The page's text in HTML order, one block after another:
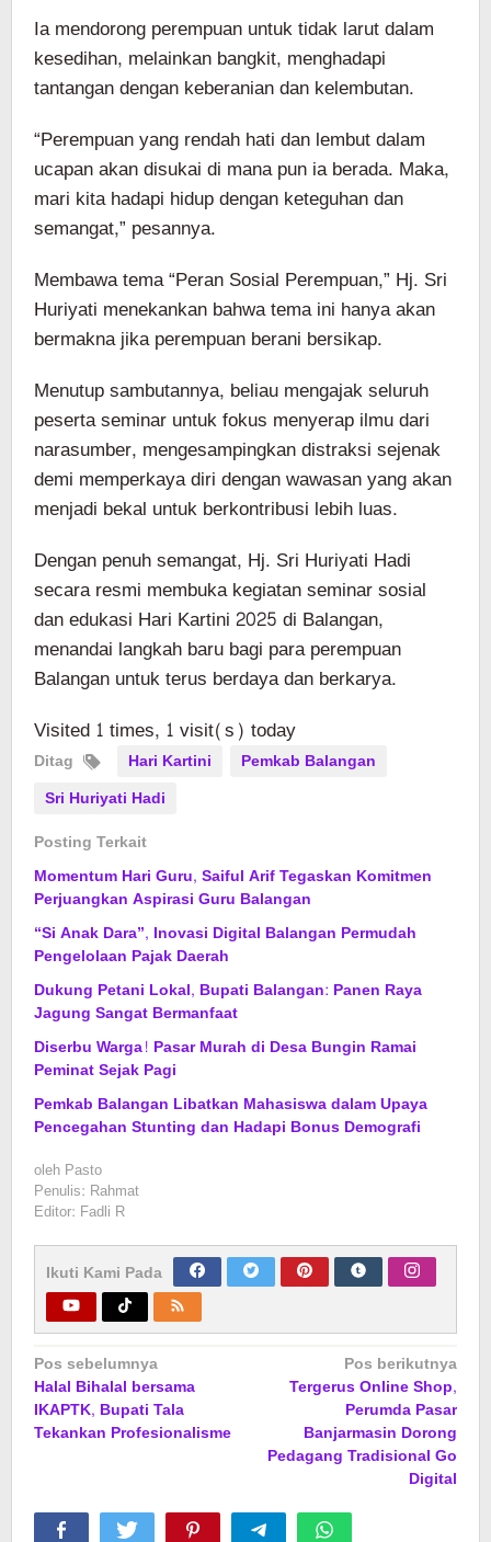
Ia mendorong perempuan untuk tidak larut dalam
kesedihan, melainkan bangkit, menghadapi
tantangan dengan keberanian dan kelembutan.
“Perempuan yang rendah hati dan lembut dalam
ucapan akan disukai di mana pun ia berada. Maka,
mari kita hadapi hidup dengan keteguhan dan
semangat,” pesannya.
Membawa tema “Peran Sosial Perempuan,” Hj. Sri
Huriyati menekankan bahwa tema ini hanya akan
bermakna jika perempuan berani bersikap.
Menutup sambutannya, beliau mengajak seluruh
peserta seminar untuk fokus menyerap ilmu dari
narasumber, mengesampingkan distraksi sejenak
demi memperkaya diri dengan wawasan yang akan
menjadi bekal untuk berkontribusi lebih luas.
Dengan penuh semangat, Hj. Sri Huriyati Hadi
secara resmi membuka kegiatan seminar sosial
dan edukasi Hari Kartini 2025 di Balangan,
menandai langkah baru bagi para perempuan
Balangan untuk terus berdaya dan berkarya.
Visited 1 times, 1 visit(s) today
Ditag Hari Kartini
Pemkab Balangan
Sri Huriyati Hadi
Posting Terkait
Momentum Hari Guru, Saiful Arif Tegaskan Komitmen
Perjuangkan Aspirasi Guru Balangan
“Si Anak Dara”, Inovasi Digital Balangan Permudah
Pengelolaan Pajak Daerah
Dukung Petani Lokal, Bupati Balangan: Panen Raya
Jagung Sangat Bermanfaat
Diserbu Warga! Pasar Murah di Desa Bungin Ramai
Peminat Sejak Pagi
Pemkab Balangan Libatkan Mahasiswa dalam Upaya
Pencegahan Stunting dan Hadapi Bonus Demografi
oleh Pasto
Penulis: Rahmat
Editor: Fadli R
Ikuti Kami Pada
Navigasi
pos
Pos sebelumnya
Halal Bihalal bersama
IKAPTK, Bupati Tala
Tekankan Profesionalisme
Pos berikutnya
Tergerus Online Shop,
Perumda Pasar
Banjarmasin Dorong
Pedagang Tradisional Go
Digital